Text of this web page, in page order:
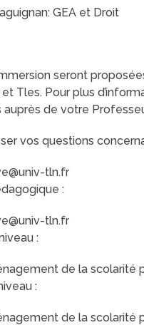
GEA et Droit
seront
Tles. Pour plus
auprès de votre
vos questions
tln.fr
:
tln.fr
:
de la scolarité
:
de la scolarité